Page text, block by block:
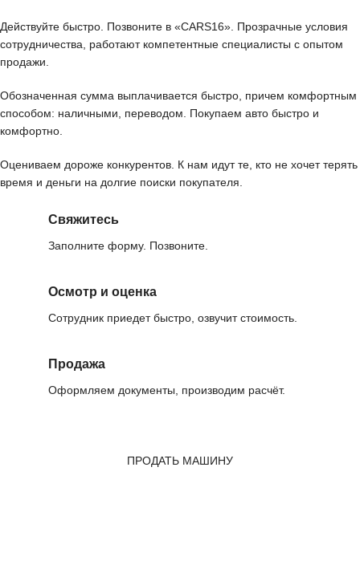
Действуйте быстро. Позвоните в «CARS16». Прозрачные условия
сотрудничества, работают компетентные специалисты с опытом
продажи.
Обозначенная сумма выплачивается быстро, причем комфортным
способом: наличными, переводом. Покупаем авто быстро и
комфортно.
Оцениваем дороже конкурентов. К нам идут те, кто не хочет терять
время и деньги на долгие поиски покупателя.
Свяжитесь
Заполните форму. Позвоните.
Осмотр и оценка
Сотрудник приедет быстро, озвучит стоимость.
Продажа
Оформляем документы, производим расчёт.
ПРОДАТЬ МАШИНУ